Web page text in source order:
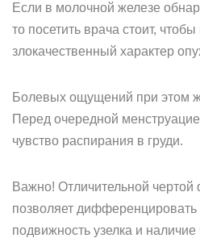
Если в молочной железе
то посетить врача стоит,
злокачественный характер
Болевых ощущений при этом
Перед очередной
чувство распирания в груди.
Важно! Отличительной
позволяет дифференцировать
подвижность узелка и наличие